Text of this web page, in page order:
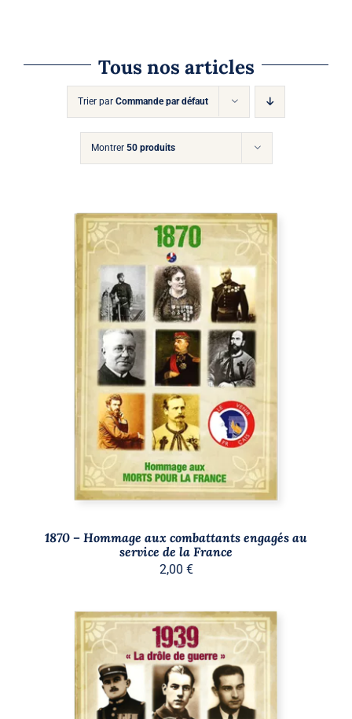
Tous nos articles
Trier par Commande par défaut
Montrer 50 produits
AJOUTER AU PANIER
/
DÉTAILS
1870 – Hommage aux combattants engagés au
service de la France
2,00 €